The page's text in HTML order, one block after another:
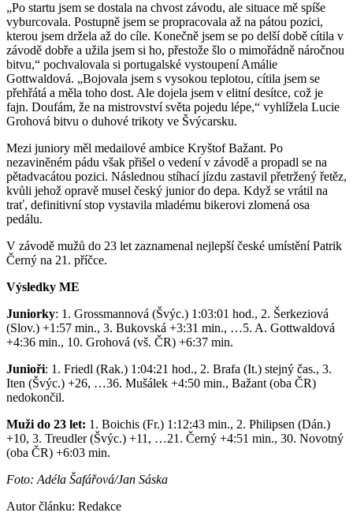
„Po startu jsem se dostala na chvost závodu, ale situace mě spíše
vyburcovala. Postupně jsem se propracovala až na pátou pozici,
kterou jsem držela až do cíle. Konečně jsem se po delší době cítila v
závodě dobře a užila jsem si ho, přestože šlo o mimořádně náročnou
bitvu,“ pochvalovala si portugalské vystoupení Amálie
Gottwaldová. „Bojovala jsem s vysokou teplotou, cítila jsem se
přehřátá a měla toho dost. Ale dojela jsem v elitní desítce, což je
fajn. Doufám, že na mistrovství světa pojedu lépe,“ vyhlížela Lucie
Grohová bitvu o duhové trikoty ve Švýcarsku.
Mezi juniory měl medailové ambice Kryštof Bažant. Po
nezaviněném pádu však přišel o vedení v závodě a propadl se na
pětadvacátou pozici. Následnou stíhací jízdu zastavil přetržený řetěz,
kvůli jehož opravě musel český junior do depa. Když se vrátil na
trať, definitivní stop vystavila mladému bikerovi zlomená osa
pedálu.
V závodě mužů do 23 let zaznamenal nejlepší české umístění Patrik
Černý na 21. příčce.
Výsledky ME
Juniorky: 1. Grossmannová (Švýc.) 1:03:01 hod., 2. Šerkeziová
(Slov.) +1:57 min., 3. Bukovská +3:31 min., …5. A. Gottwaldová
+4:36 min., 10. Grohová (vš. ČR) +6:37 min.
Junioři: 1. Friedl (Rak.) 1:04:21 hod., 2. Brafa (It.) stejný čas., 3.
Iten (Švýc.) +26, …36. Mušálek +4:50 min., Bažant (oba ČR)
nedokončil.
Muži do 23 let: 1. Boichis (Fr.) 1:12:43 min., 2. Philipsen (Dán.)
+10, 3. Treudler (Švýc.) +11, …21. Černý +4:51 min., 30. Novotný
(oba ČR) +6:03 min.
Foto: Adéla Šafářová/Jan Sáska
Autor článku: Redakce